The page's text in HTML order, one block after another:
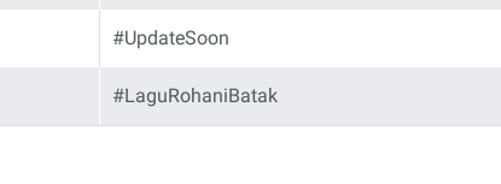
#UpdateSoon
#LaguRohaniBatak